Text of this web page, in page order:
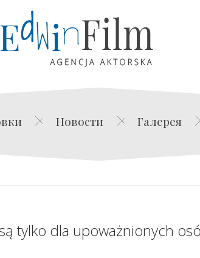
Edwin Film
Новости Галерея
tylko dla upoważnionych